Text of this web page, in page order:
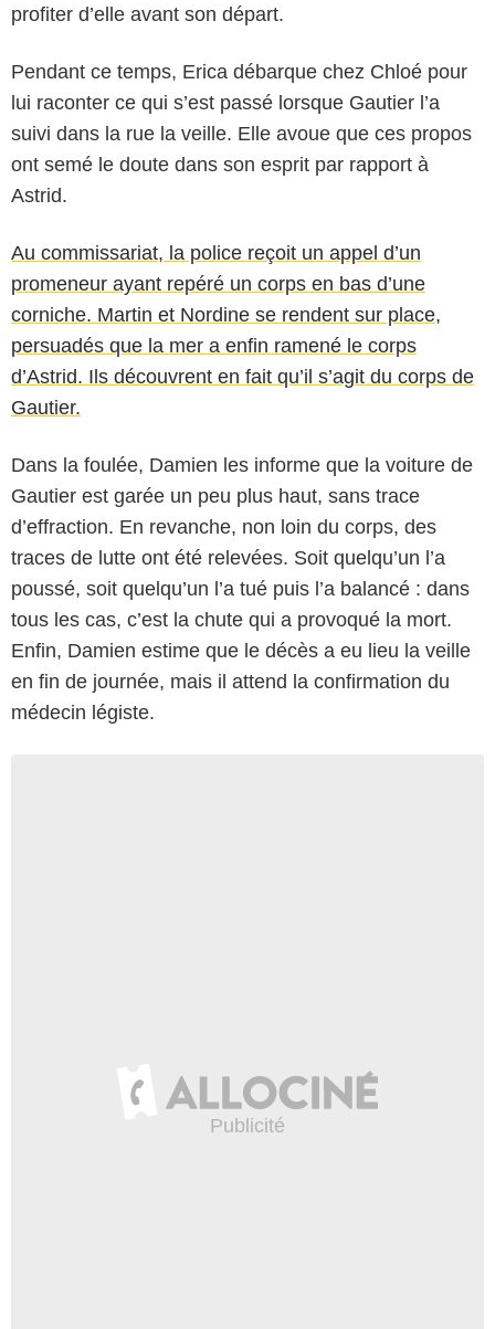
profiter d’elle avant son départ.
Pendant ce temps, Erica débarque chez Chloé pour
lui raconter ce qui s’est passé lorsque Gautier l’a
suivi dans la rue la veille. Elle avoue que ces propos
ont semé le doute dans son esprit par rapport à
Astrid.
Au commissariat, la police reçoit un appel d’un
promeneur ayant repéré un corps en bas d’une
corniche. Martin et Nordine se rendent sur place,
persuadés que la mer a enfin ramené le corps
d’Astrid. Ils découvrent en fait qu’il s’agit du corps de
Gautier.
Dans la foulée, Damien les informe que la voiture de
Gautier est garée un peu plus haut, sans trace
d’effraction. En revanche, non loin du corps, des
traces de lutte ont été relevées. Soit quelqu’un l’a
poussé, soit quelqu’un l’a tué puis l’a balancé : dans
tous les cas, c’est la chute qui a provoqué la mort.
Enfin, Damien estime que le décès a eu lieu la veille
en fin de journée, mais il attend la confirmation du
médecin légiste.